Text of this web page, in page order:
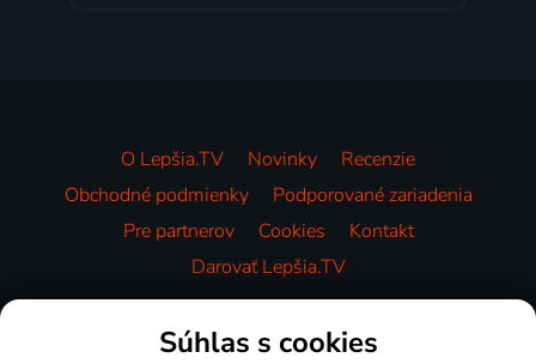
O Lepšia.TV Novinky
Recenzie
Obchodné podmienky
Podporované zariadenia
Pre partnerov
Cookies
Kontakt
Darovať Lepšia.TV
Videotéka
Súhlas s cookies